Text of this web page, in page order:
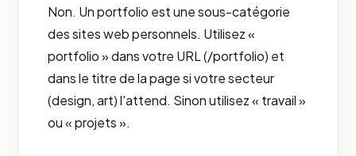
Non. Un portfolio est une sous-catégorie
des sites web personnels. Utilisez «
portfolio » dans votre URL (/portfolio) et
dans le titre de la page si votre secteur
(design, art) l'attend. Sinon utilisez « travail »
ou « projets ».